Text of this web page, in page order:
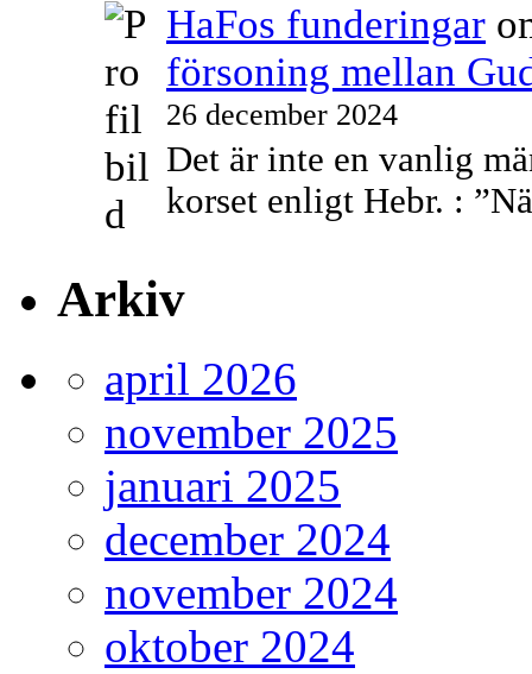
HaFos funderingar
försoning mellan
26 december 2024
Det är inte en vanlig
korset enligt Hebr. :
Arkiv
april 2026
november 2025
januari 2025
december 2024
november 2024
oktober 2024